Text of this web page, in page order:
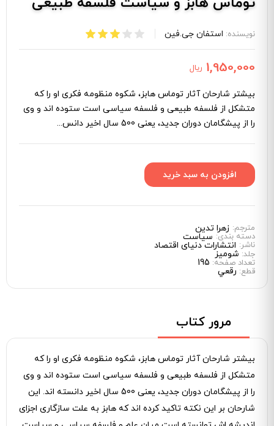
نویسنده: استفان جی.فین
1,950,000 ریال
بیشتر شارحان آثار توماس هابز، شکوه منظومه فکری او را که
متشکل از فلسفه طبیعی و فلسفه سیاسی است ستوده ‌اند و وی
را از پیشگامان دوران جدید، یعنی 500 سال اخیر دانس...
مترجم: زهرا تدین
دسته بندی: سیاست
ناشر: انتشارات دنیای اقتصاد
جلد: شوميز
تعداد صفحه: 195
قطع: رقعي
مرور کتاب
بیشتر شارحان آثار توماس هابز، شکوه منظومه فکری او را که
متشکل از فلسفه طبیعی و فلسفه سیاسی است ستوده ‌اند و وی
را از پیشگامان دوران جدید، یعنی 500 سال اخیر دانسته ‌اند. این
شارحان بر این نکته تاکید کرده ‌اند که هابز به علت سازگاری اجزای